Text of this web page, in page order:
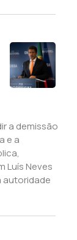
a demissão
e a
Luís Neves
autoridade